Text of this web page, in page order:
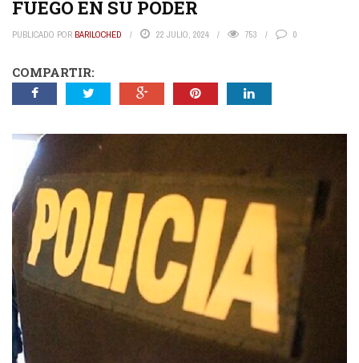
FUEGO EN SU PODER
PUBLICADO POR BARILOCHED 22 JULIO, 2024 753 0
COMPARTIR: